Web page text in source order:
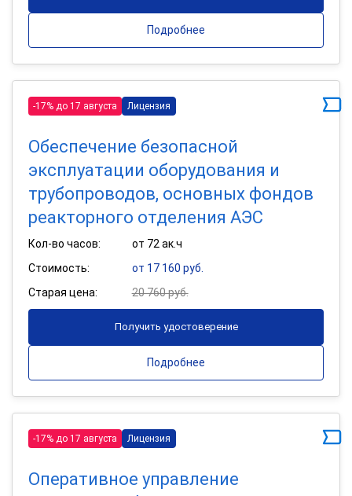
Подробнее
-17% до 17 августа Лицензия
Обеспечение безопасной
эксплуатации оборудования и
трубопроводов, основных фондов
реакторного отделения АЭС
Кол-во часов:
от 72 ак.ч
Стоимость:
от 17 160 руб.
Старая цена:
20 760 руб.
Получить удостоверение
Подробнее
-17% до 17 августа Лицензия
Оперативное управление